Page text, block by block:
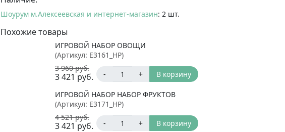
Шоурум м.Алексеевская и интернет-магазин: 2 шт.
Похожие товары
ИГРОВОЙ НАБОР ОВОЩИ
(Артикул: E3161_HP)
3 960руб.
3 421 руб. - + В корзину
ИГРОВОЙ НАБОР НАБОР ФРУКТОВ
(Артикул: E3171_HP)
4 521руб.
3 421 руб. - + В корзину